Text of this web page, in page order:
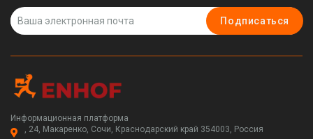
Подписаться
Информационная платформа
, 24, Макаренко, Сочи, Краснодарский край 354003, Россия